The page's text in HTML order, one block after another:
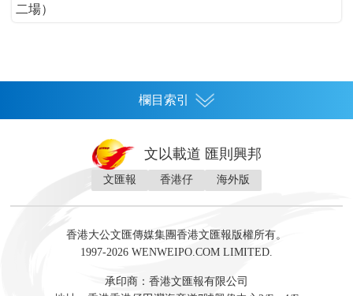
二場）
欄目索引
灣區人
財經 地產 投資 財評 數字經濟
訪談 直播 經湋論
文以載道 匯則興邦
文匯報 香港仔 海外版
香港大公文匯傳媒集團香港文匯報版權所有。
1997-2026 WENWEIPO.COM LIMITED.
承印商：香港文匯報有限公司